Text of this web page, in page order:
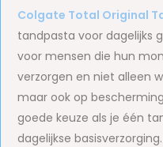
Colgate Total Original
tandpasta voor dagelijks
voor mensen die hun
verzorgen en niet alleen
maar ook op
goede keuze als je één
dagelijkse basisverzorging.